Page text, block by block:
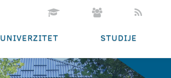
UNIVERZITET STUDIJE